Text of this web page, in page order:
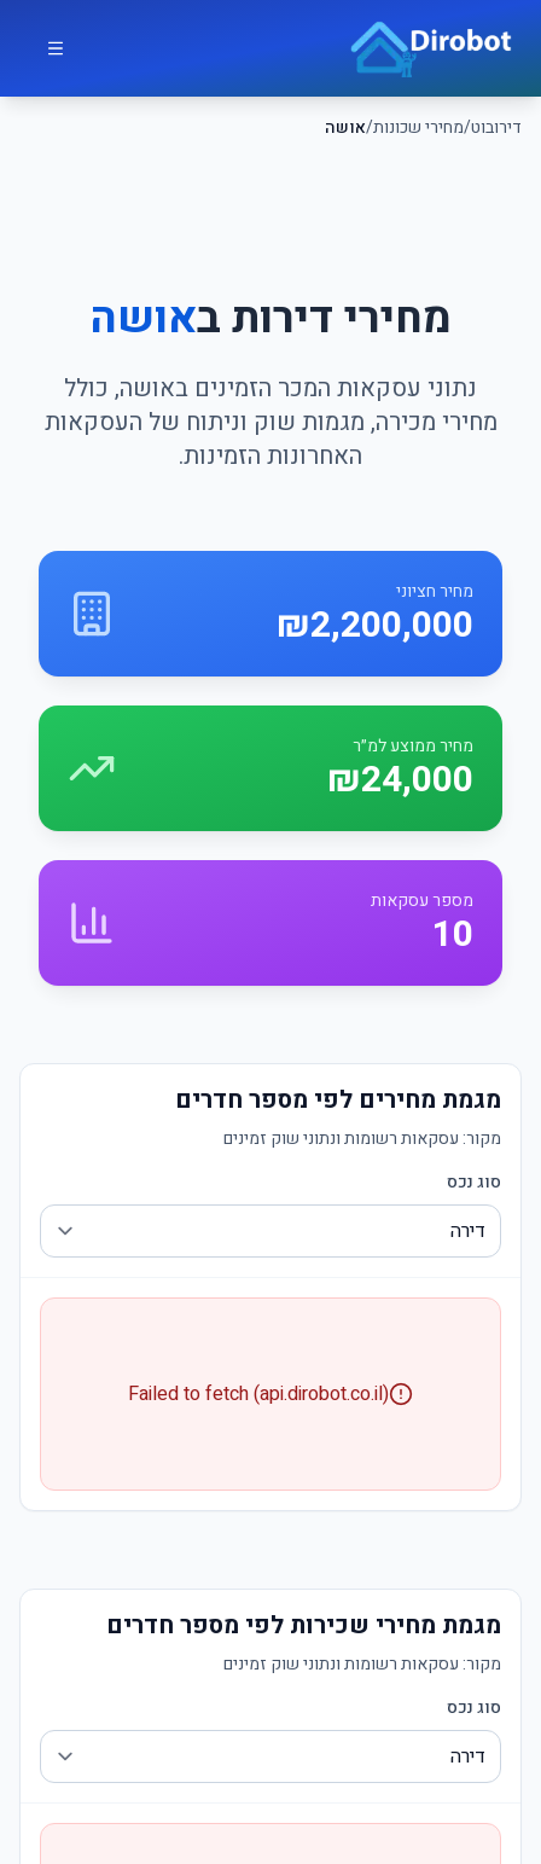
דירובוט/מחירי שכונות/אושה
דירובוט
מחירי דירות באושה
נתוני עסקאות המכר הזמינים באושה, כולל
מחירי מכירה, מגמות שוק וניתוח של העסקאות
האחרונות הזמינות.
מחיר חציוני
₪2,200,000
מחיר ממוצע למ״ר
₪24,000
מספר עסקאות
10
מגמת מחירים לפי מספר חדרים
מקור: עסקאות רשומות ונתוני שוק זמינים
סוג נכס
Failed to fetch (api.dirobot.co.il)
מגמת מחירי שכירות לפי מספר חדרים
מקור: עסקאות רשומות ונתוני שוק זמינים
סוג נכס